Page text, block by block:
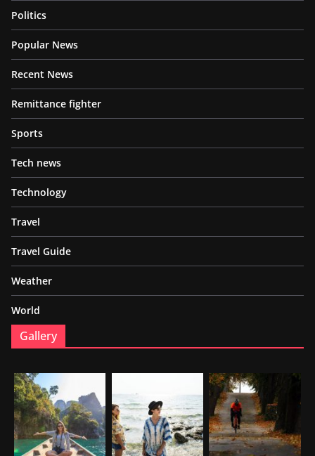
Politics
Popular News
Recent News
Remittance fighter
Sports
Tech news
Technology
Travel
Travel Guide
Weather
World
Gallery